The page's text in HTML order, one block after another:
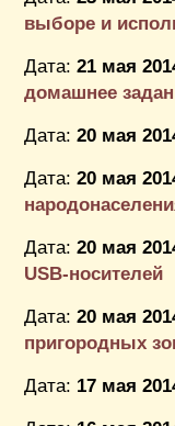
выборе и
Дата: 21 мая
домашнее
Дата: 20 мая
Дата: 20 мая
Дата: 20 мая
USB-носителей
Дата: 20 мая
пригородных
Дата: 17 мая